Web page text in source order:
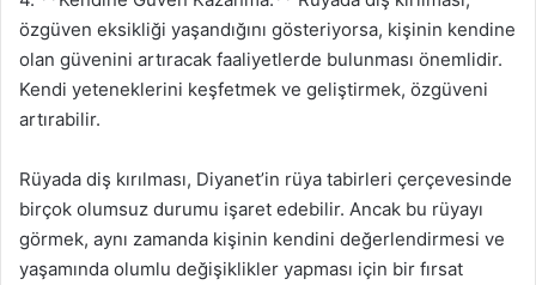
özgüven eksikliği yaşandığını gösteriyorsa, kişinin kendine
olan güvenini artıracak faaliyetlerde bulunması önemlidir.
Kendi yeteneklerini keşfetmek ve geliştirmek, özgüveni
artırabilir.
Rüyada diş kırılması, Diyanet’in rüya tabirleri çerçevesinde
birçok olumsuz durumu işaret edebilir. Ancak bu rüyayı
görmek, aynı zamanda kişinin kendini değerlendirmesi ve
yaşamında olumlu değişiklikler yapması için bir fırsat